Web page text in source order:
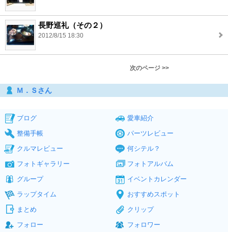
長野巡礼（その２）
2012/8/15 18:30
次のページ >>
Ｍ．Ｓさん
ブログ
愛車紹介
整備手帳
パーツレビュー
クルマレビュー
何シテル？
フォトギャラリー
フォトアルバム
グループ
イベントカレンダー
ラップタイム
おすすめスポット
まとめ
クリップ
フォロー
フォロワー